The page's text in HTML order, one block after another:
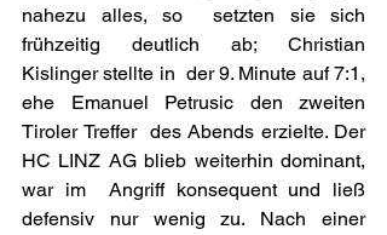
nahezu alles, so  setzten sie sich
frühzeitig deutlich ab; Christian
Kislinger stellte in  der 9. Minute auf 7:1,
ehe Emanuel Petrusic den zweiten
Tiroler Treffer  des Abends erzielte. Der
HC LINZ AG blieb weiterhin dominant,
war im  Angriff konsequent und ließ
defensiv nur wenig zu. Nach einer